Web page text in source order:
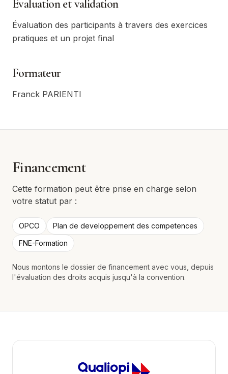
Évaluation et validation
Évaluation des participants à travers des exercices
pratiques et un projet final
Formateur
Franck PARIENTI
Financement
Cette formation peut être prise en charge selon
votre statut par :
OPCO
Plan de developpement des competences
FNE-Formation
Nous montons le dossier de financement avec vous, depuis
l'évaluation des droits acquis jusqu'à la convention.